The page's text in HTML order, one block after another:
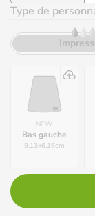
Type de
NEW
Bas gauche
9.13x6.16cm